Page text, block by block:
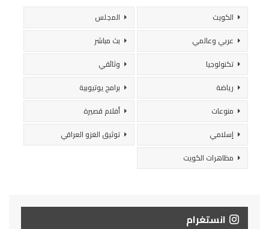
الكويت
المجلس
عربي وعالمي
بث مباشر
تكنولوجيا
وثائقي
رياضة
برامج يوتيوبية
منوعات
أفلام قصيرة
إسلامي
توثيق الغزو العراقي
مظاهرات الكويت
انستغرام